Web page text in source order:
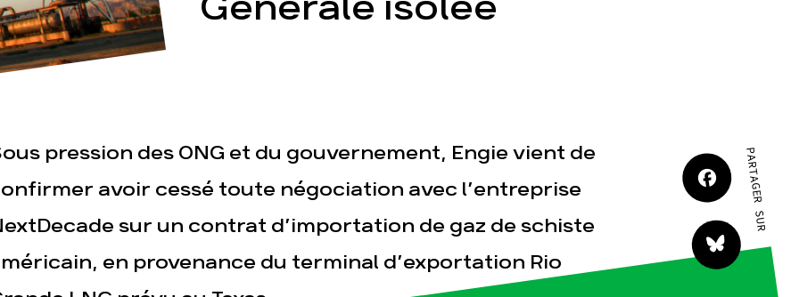
Publications Contact
Générale isolée
pression des ONG et du gouvernement, Engie vient de
avoir cessé toute négociation avec l’entreprise
sur un contrat d’importation de gaz de schiste
en provenance du terminal d’exportation Rio
PARTAGER SUR